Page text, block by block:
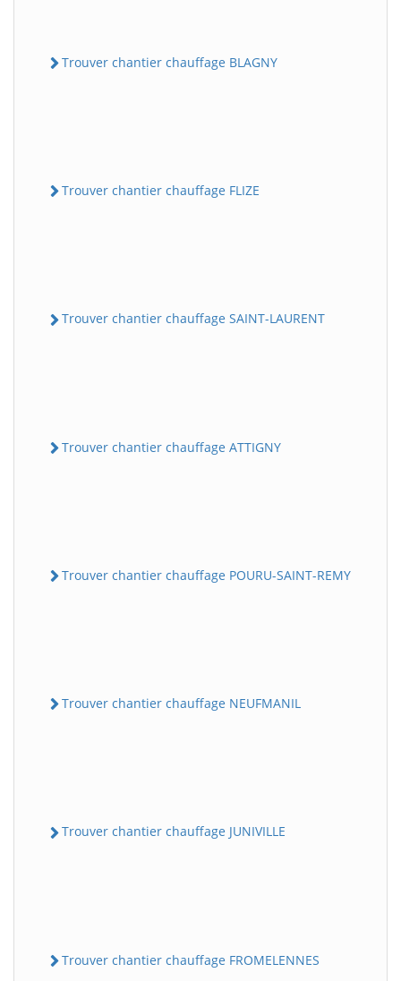
Trouver chantier chauffage BLAGNY
Trouver chantier chauffage FLIZE
Trouver chantier chauffage SAINT-LAURENT
Trouver chantier chauffage ATTIGNY
Trouver chantier chauffage POURU-SAINT-REMY
Trouver chantier chauffage NEUFMANIL
Trouver chantier chauffage JUNIVILLE
Trouver chantier chauffage FROMELENNES